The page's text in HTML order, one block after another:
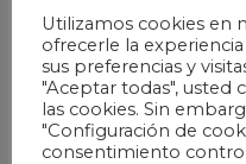
fronteras
Rojales
Alicante
2018
Utilizamos cookies en
ofrecerle la
sus preferencias y
"Aceptar todas", usted
las cookies. Sin
"Configuración de
consentimiento